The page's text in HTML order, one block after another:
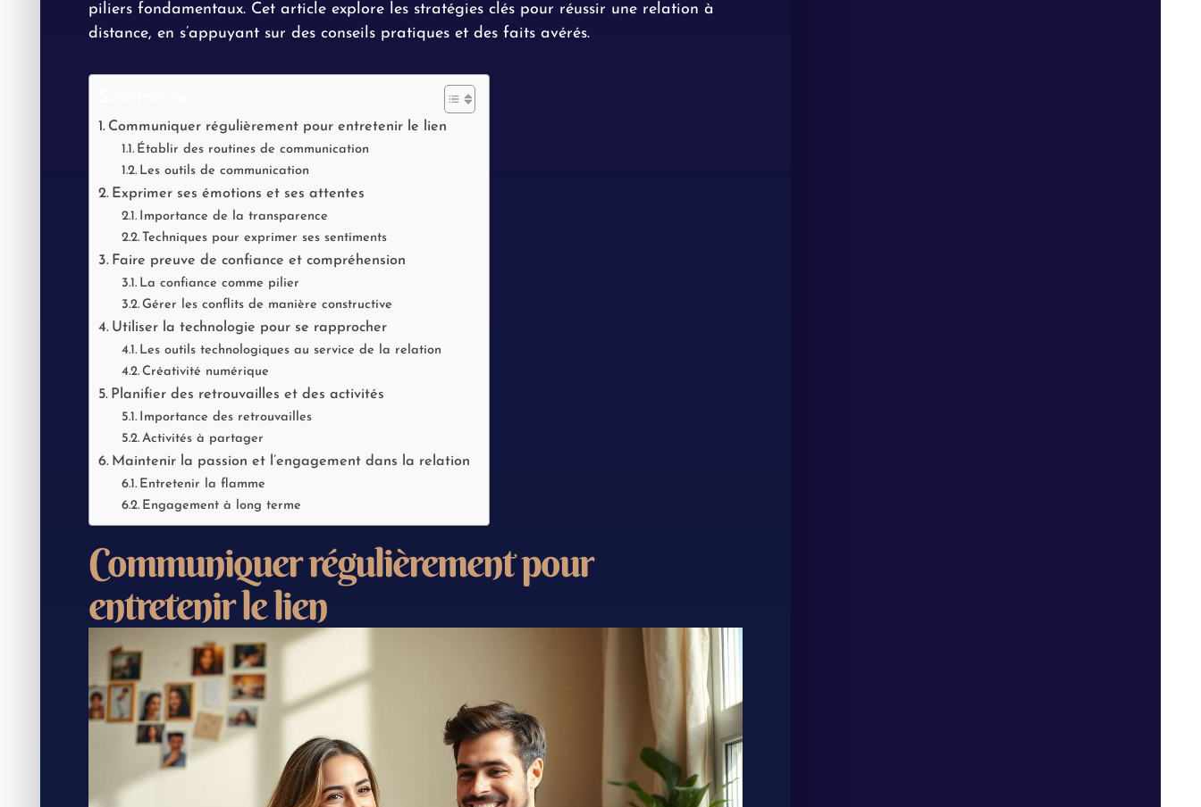
piliers fondamentaux. Cet article explore les stratégies clés pour réussir une relation à
distance, en s’appuyant sur des conseils pratiques et des faits avérés.
Communiquer régulièrement pour entretenir le lien
Établir des routines de communication
Les outils de communication
Exprimer ses émotions et ses attentes
Importance de la transparence
Techniques pour exprimer ses sentiments
Faire preuve de confiance et compréhension
La confiance comme pilier
Gérer les conflits de manière constructive
Utiliser la technologie pour se rapprocher
Les outils technologiques au service de la relation
Créativité numérique
Planifier des retrouvailles et des activités
Importance des retrouvailles
Activités à partager
Maintenir la passion et l’engagement dans la relation
Entretenir la flamme
Engagement à long terme
Communiquer régulièrement pour
entretenir le lien